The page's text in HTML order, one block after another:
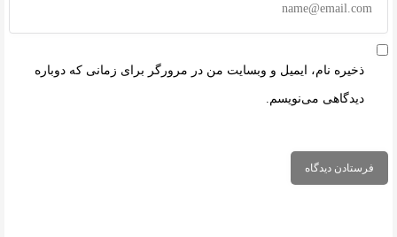
ذخیره نام، ایمیل و وبسایت من در مرورگر برای زمانی که دوباره
دیدگاهی می‌نویسم.